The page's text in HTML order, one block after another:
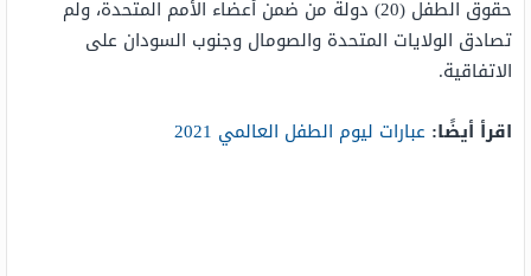
حقوق الطفل (20) دولة من ضمن أعضاء الأمم المتحدة، ولم
تصادق الولايات المتحدة والصومال وجنوب السودان على
الاتفاقية.
اقرأ أيضًا: عبارات ليوم الطفل العالمي 2021